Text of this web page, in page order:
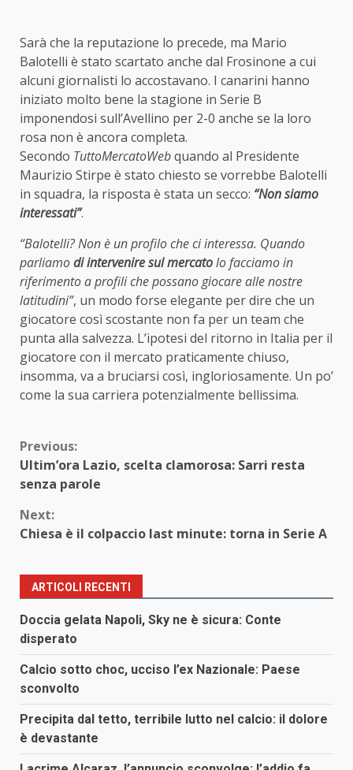
Sarà che la reputazione lo precede, ma Mario
Balotelli è stato scartato anche dal Frosinone a cui
alcuni giornalisti lo accostavano. I canarini hanno
iniziato molto bene la stagione in Serie B
imponendosi sull’Avellino per 2-0 anche se la loro
rosa non è ancora completa.
Secondo TuttoMercatoWebquando al Presidente
Maurizio Stirpe è stato chiesto se vorrebbe Balotelli
in squadra, la risposta è stata un secco: “Non siamo
interessati”.
“Balotelli? Non è un profilo che ci interessa. Quando
parliamodi intervenire sul mercatolo facciamo in
riferimento a profili che possano giocare alle nostre
latitudini”, un modo forse elegante per dire che un
giocatore così scostante non fa per un team che
punta alla salvezza. L’ipotesi del ritorno in Italia per il
giocatore con il mercato praticamente chiuso,
insomma, va a bruciarsi così, ingloriosamente. Un po’
come la sua carriera potenzialmente bellissima.
Continue
Reading
Previous:
Ultim’ora Lazio, scelta clamorosa: Sarri resta
senza parole
Next:
Chiesa è il colpaccio last minute: torna in Serie A
ARTICOLI RECENTI
Doccia gelata Napoli, Sky ne è sicura: Conte
disperato
Calcio sotto choc, ucciso l’ex Nazionale: Paese
sconvolto
Precipita dal tetto, terribile lutto nel calcio: il dolore
è devastante